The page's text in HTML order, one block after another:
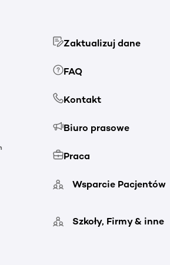
Zaktualizuj dane
FAQ
Kontakt
Biuro prasowe
Praca
Wsparcie Pacjentów
Szkoły, Firmy & inne